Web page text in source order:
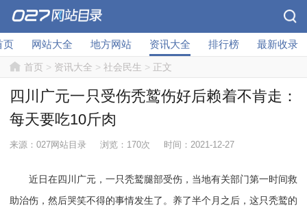
页 网站大全 地方网站 资讯大全 排行榜 最新收录
首页 > 资讯大全 > 社会民生 > 正文
四川广元一只受伤秃鹫伤好后赖着不肯走：
每天要吃10斤肉
来源：027网站目录 浏览：170次 时间：2021-12-27
近日在四川广元，一只秃鹫腿部受伤，当地有关部门第一时间救
助治伤，然后哭笑不得的事情发生了。养了半个月之后，这只秃鹫的